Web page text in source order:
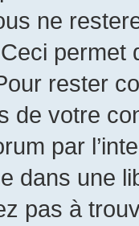
ne
permet
rester
de votre
par
dans une
pas à